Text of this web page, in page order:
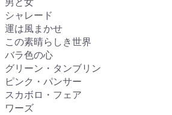
男と女
シャレード
運は風まかせ
この素晴らしき世界
バラ色の心
グリーン・タンブリン
ピンク・パンサー
スカボロ・フェア
ワーズ